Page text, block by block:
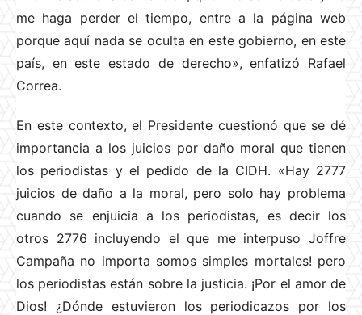
me haga perder el tiempo, entre a la página web
porque aquí nada se oculta en este gobierno, en este
país, en este estado de derecho», enfatizó Rafael
Correa.
En este contexto, el Presidente cuestionó que se dé
importancia a los juicios por daño moral que tienen
los periodistas y el pedido de la CIDH. «Hay 2777
juicios de daño a la moral, pero solo hay problema
cuando se enjuicia a los periodistas, es decir los
otros 2776 incluyendo el que me interpuso Joffre
Campaña no importa somos simples mortales! pero
los periodistas están sobre la justicia. ¡Por el amor de
Dios! ¿Dónde estuvieron los periodicazos por los